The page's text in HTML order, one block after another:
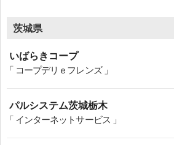
茨城県
いばらきコープ
「 コープデリｅフレンズ 」
パルシステム茨城栃木
「 インターネットサービス 」